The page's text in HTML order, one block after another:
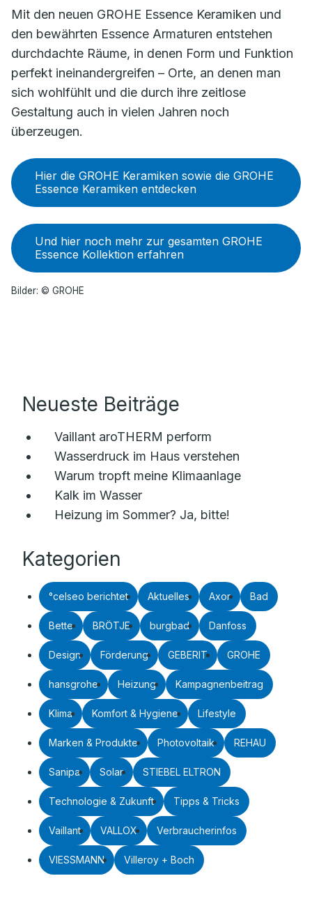
Mit den neuen GROHE Essence Keramiken und
den bewährten Essence Armaturen entstehen
durchdachte Räume, in denen Form und Funktion
perfekt ineinandergreifen – Orte, an denen man
sich wohlfühlt und die durch ihre zeitlose
Gestaltung auch in vielen Jahren noch
überzeugen.
Hier die GROHE Keramiken sowie die GROHE
Essence Keramiken entdecken
Und hier noch mehr zur gesamten GROHE
Essence Kollektion erfahren
Bilder: © GROHE
Neueste Beiträge
Vaillant aroTHERM perform
Wasserdruck im Haus verstehen
Warum tropft meine Klimaanlage
Kalk im Wasser
Heizung im Sommer? Ja, bitte!
Kategorien
°celseo berichtet Aktuelles Axor Bad
Bette BRÖTJE burgbad Danfoss
Design Förderung GEBERIT GROHE
hansgrohe Heizung Kampagnenbeitrag
Klima Komfort & Hygiene Lifestyle
Marken & Produkte Photovoltaik REHAU
Sanipa Solar STIEBEL ELTRON
Technologie & Zukunft Tipps & Tricks
Vaillant VALLOX Verbraucherinfos
VIESSMANN Villeroy + Boch